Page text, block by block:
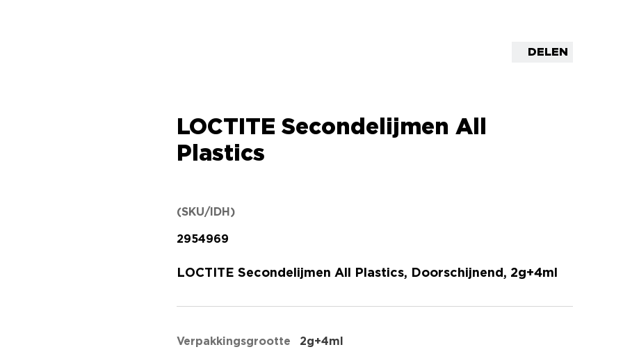
DELEN
LOCTITE Secondelijmen All
Plastics
(SKU/IDH)
2954969
LOCTITE Secondelijmen All Plastics, Doorschijnend, 2g+4ml
Verpakkingsgrootte 2g+4ml